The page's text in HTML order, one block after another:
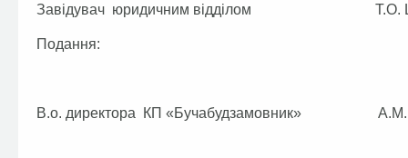
Завідувач юридичним відділом Т.О.
Подання:
В.о. директора КП «Бучабудзамовник» А.М.